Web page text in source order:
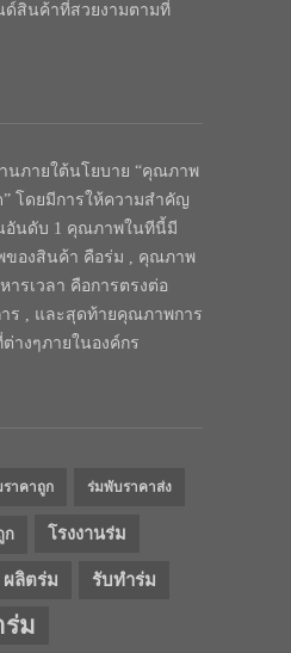
ด์สินค้าที่สวยงามตามที่
นภายใต้นโยบาย “คุณภาพ
โดยมีการให้ความสำคัญ
นดับ 1 คุณภาพในทีนี้มี
ของสินค้า คือร่ม , คุณภาพ
รเวลา คือการตรงต่อ
ร , และสุดท้ายคุณภาพการ
างๆภายในองค์กร
ราคาถูก ร่มพับราคาส่ง
ก โรงงานร่ม
ผลิตร่ม รับทำร่ม
ร่ม